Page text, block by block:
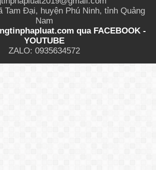
Tam Đại, huyện Phú Ninh, tỉnh Quảng
Nam
quaFACEBOOK -
YOUTUBE
ZALO: 0935634572